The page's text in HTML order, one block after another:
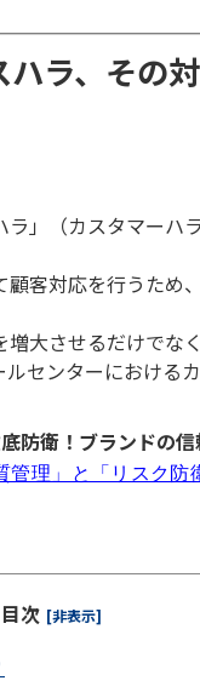
ラ、その
」（カスタマーハ
客対応を行うため
大させるだけでな
センターにおける
防衛！ブランドの
理」と「リスク防
目次 [非表示]